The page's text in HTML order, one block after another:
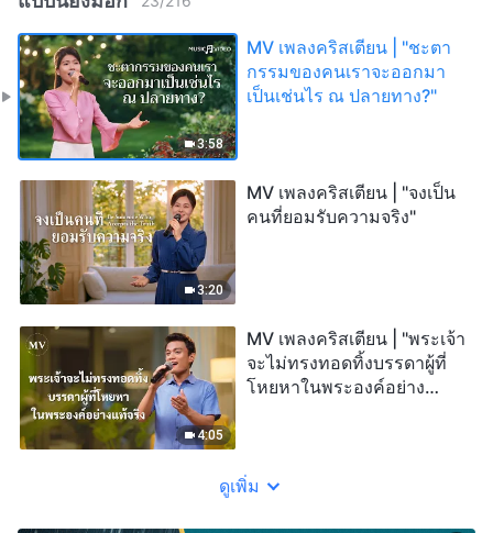
3:58
MV เพลงคริสเตียน | "ชะตา
กรรมของคนเราจะออกมา
เป็นเช่นไร ณ ปลายทาง?"
3:20
MV เพลงคริสเตียน | "จงเป็น
คนที่ยอมรับความจริง"
4:05
MV เพลงคริสเตียน | "พระเจ้า
จะไม่ทรงทอดทิ้งบรรดาผู้ที่
โหยหาในพระองค์อย่าง
ดูเพิ่ม